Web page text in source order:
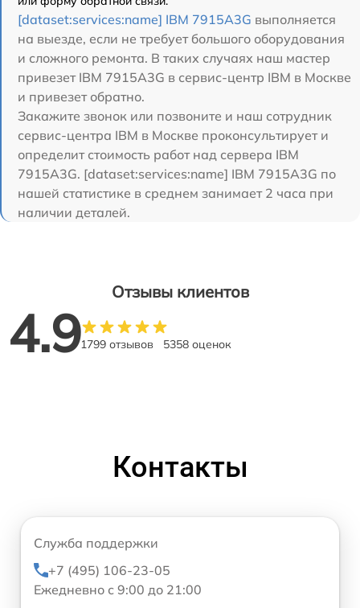
[dataset:services:name] IBM 7915A3G выполняется
на выезде, если не требует большого оборудования
и сложного ремонта. В таких случаях наш мастер
привезет IBM 7915A3G в сервис-центр IBM в Москве
и привезет обратно.
Закажите звонок или позвоните и наш сотрудник
сервис-центра IBM в Москве проконсультирует и
определит стоимость работ над сервера IBM
7915A3G. [dataset:services:name] IBM 7915A3G по
нашей статистике в среднем занимает 2 часа при
наличии деталей.
Отзывы клиентов
4.91799 отзывов 5358 оценок
Контакты
Служба поддержки
+7 (495) 106-23-05
Ежедневно с 9:00 до 21:00